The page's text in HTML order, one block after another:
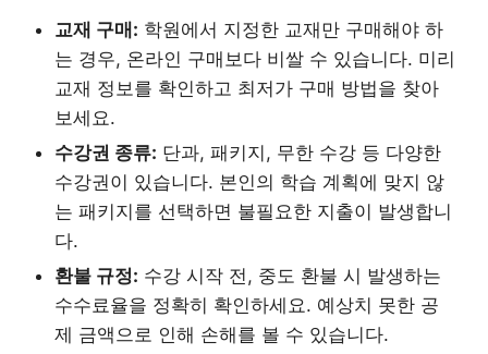
교재 구매: 학원에서 지정한 교재만 구매해야 하
는 경우, 온라인 구매보다 비쌀 수 있습니다. 미리
교재 정보를 확인하고 최저가 구매 방법을 찾아
보세요.
수강권 종류: 단과, 패키지, 무한 수강 등 다양한
수강권이 있습니다. 본인의 학습 계획에 맞지 않
는 패키지를 선택하면 불필요한 지출이 발생합니
다.
환불 규정: 수강 시작 전, 중도 환불 시 발생하는
수수료율을 정확히 확인하세요. 예상치 못한 공
제 금액으로 인해 손해를 볼 수 있습니다.